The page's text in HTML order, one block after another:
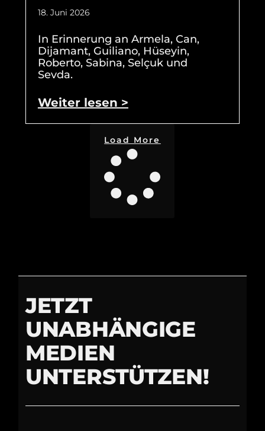
18. Juni 2026
In Erinnerung an Armela, Can,
Dijamant, Guiliano, Hüseyin,
Roberto, Sabina, Selçuk und
Sevda.
Weiter lesen >
Load More
JETZT
UNABHÄNGIGE
MEDIEN
UNTERSTÜTZEN!